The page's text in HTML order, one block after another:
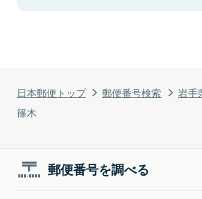
日本郵便トップ 郵便番号検索 岩手
篠木
郵便番号を調べる